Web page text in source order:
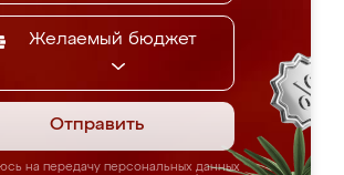
Желаемый бюджет
Отправить
на передачу персональных данных